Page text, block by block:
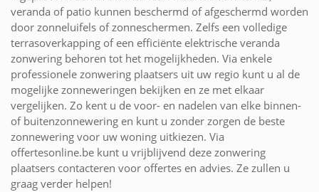
veranda of patio kunnen beschermd of afgeschermd worden
door zonneluifels of zonneschermen. Zelfs een volledige
terrasoverkapping of een efficiënte elektrische veranda
zonwering behoren tot het mogelijkheden. Via enkele
professionele zonwering plaatsers uit uw regio kunt u al de
mogelijke zonneweringen bekijken en ze met elkaar
vergelijken. Zo kent u de voor- en nadelen van elke binnen-
of buitenzonnewering en kunt u zonder zorgen de beste
zonnewering voor uw woning uitkiezen. Via
offertesonline.be kunt u vrijblijvend deze zonwering
plaatsers contacteren voor offertes en advies. Ze zullen u
graag verder helpen!